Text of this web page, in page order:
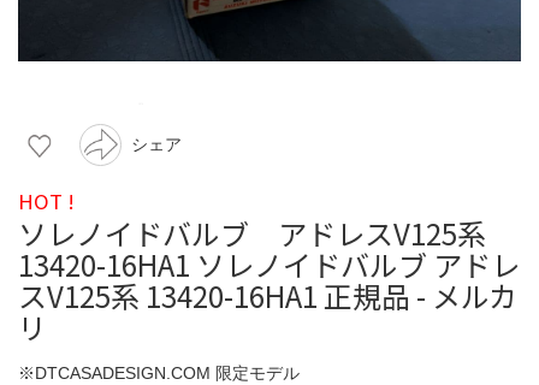
シェア
HOT !
ソレノイドバルブ アドレスV125系
13420-16HA1 ソレノイドバルブ アドレ
スV125系 13420-16HA1 正規品 - メルカ
リ
※DTCASADESIGN.COM 限定モデル